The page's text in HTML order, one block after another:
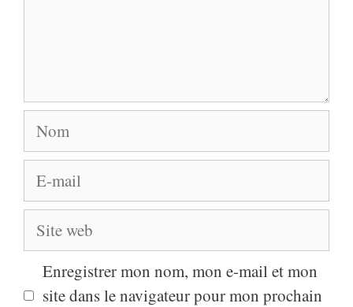
Enregistrer mon nom, mon e-mail et mon
site dans le navigateur pour mon prochain